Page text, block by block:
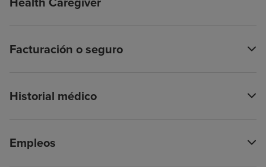
Facturación o seguro
Historial médico
Empleos